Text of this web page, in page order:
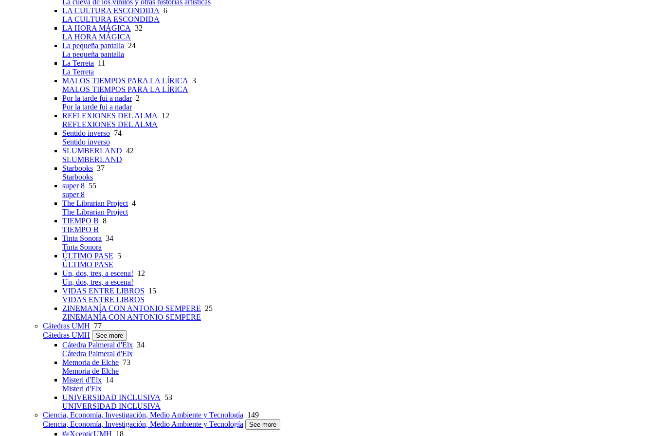
La cueva de los vinilos y otras historias artísticas
LA CULTURA ESCONDIDA 6
LA CULTURA ESCONDIDA
LA HORA MÁGICA 32
LA HORA MÁGICA
La pequeña pantalla 24
La pequeña pantalla
La Terreta 11
La Terreta
MALOS TIEMPOS PARA LA LÍRICA 3
MALOS TIEMPOS PARA LA LÍRICA
Por la tarde fui a nadar2
Por la tarde fui a nadar
REFLEXIONES DEL ALMA
12
REFLEXIONES DEL ALMA
Sentido inverso 74
Sentido inverso
SLUMBERLAND 42
SLUMBERLAND
Starbooks 37
Starbooks
super 8 55
super 8
The Librarian Project 4
The Librarian Project
TIEMPO B 8
TIEMPO B
Tinta Sonora 34
Tinta Sonora
ÚLTIMO PASE 5
ÚLTIMO PASE
Un, dos, tres, a escena! 12
Un, dos, tres, a escena!
VIDAS ENTRE LIBROS 15
VIDAS ENTRE LIBROS
ZINEMANÍA CON ANTONIO SEMPERE 25
ZINEMANÍA CON ANTONIO SEMPERE
Cátedras UMH 77
Cátedras UMH
See more
Cátedra Palmeral d'Elx 34
Cátedra Palmeral d'Elx
Memoria de Elche 73
Memoria de Elche
Misteri d'Elx 14
Misteri d'Elx
UNIVERSIDAD INCLUSIVA
53
UNIVERSIDAD INCLUSIVA
Ciencia, Economía, Investigación, Medio Ambiente y Tecnología 149
Ciencia, Economía, Investigación, Medio Ambiente y Tecnología
See more
#eXcepticUMH 18